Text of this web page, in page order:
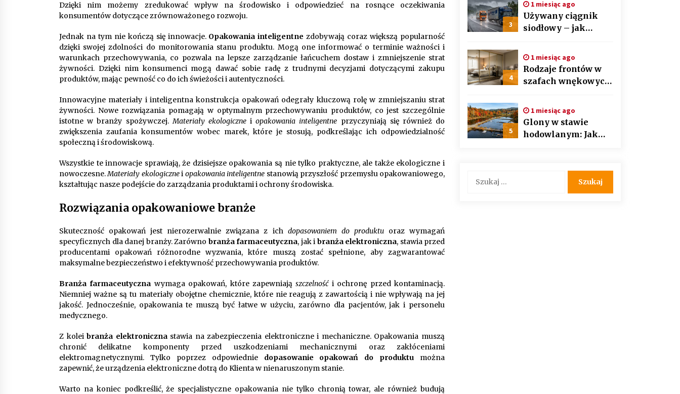
Dzięki nim możemy zredukować wpływ na środowisko i odpowiedzieć na rosnące oczekiwania
konsumentów dotyczące zrównoważonego rozwoju.
Jednak na tym nie kończą się innowacje. Opakowania inteligentne zdobywają coraz większą popularność
dzięki swojej zdolności do monitorowania stanu produktu. Mogą one informować o terminie ważności i
warunkach przechowywania, co pozwala na lepsze zarządzanie łańcuchem dostaw i zmniejszenie strat
żywności. Dzięki nim konsumenci mogą dawać sobie radę z trudnymi decyzjami dotyczącymi zakupu
produktów, mając pewność co do ich świeżości i autentyczności.
Innowacyjne materiały i inteligentna konstrukcja opakowań odegrały kluczową rolę w zmniejszaniu strat
żywności. Nowe rozwiązania pomagają w optymalnym przechowywaniu produktów, co jest szczególnie
istotne w branży spożywczej. Materiały ekologiczneiopakowania inteligentne przyczyniają się również do
zwiększenia zaufania konsumentów wobec marek, które je stosują, podkreślając ich odpowiedzialność
społeczną i środowiskową.
Wszystkie te innowacje sprawiają, że dzisiejsze opakowania są nie tylko praktyczne, ale także ekologiczne i
nowoczesne. Materiały ekologicznei opakowania inteligentne stanowią przyszłość przemysłu opakowaniowego,
kształtując nasze podejście do zarządzania produktami i ochrony środowiska.
Rozwiązania opakowaniowe branże
Skuteczność opakowań jest nierozerwalnie związana z ich dopasowaniem do produktuoraz wymagań
specyficznych dla danej branży. Zarówno branża farmaceutyczna, jak i branża elektroniczna, stawia przed
producentami opakowań różnorodne wyzwania, które muszą zostać spełnione, aby zagwarantować
maksymalne bezpieczeństwo i efektywność przechowywania produktów.
Branża farmaceutyczna wymaga opakowań, które zapewniająszczelnośći ochronę przed kontaminacją.
Niemniej ważne są tu materiały obojętne chemicznie, które nie reagują z zawartością i nie wpływają na jej
jakość. Jednocześnie, opakowania te muszą być łatwe w użyciu, zarówno dla pacjentów, jak i personelu
medycznego.
Z koleibranża elektronicznastawia na zabezpieczenia elektroniczne i mechaniczne. Opakowania muszą
chronić delikatne komponenty przed uszkodzeniami mechanicznymi oraz zakłóceniami
elektromagnetycznymi. Tylko poprzez odpowiednie dopasowanie opakowań do produktu można
zapewnić, że urządzenia elektroniczne dotrą do Klienta w nienaruszonym stanie.
Warto na koniec podkreślić, że specjalistyczne opakowania nie tylko chronią towar, ale również budują
auto detailingu
3
1 miesiąc ago
Używany ciągnik
siodłowy – jak
przepłacić?
Przewodnik krok po
kroku
4
1 miesiąc ago
Rodzaje frontów w
szafach wnękowych
płyta laminowana?
5
1 miesiąc ago
Glony w stawie
hodowlanym: Jak
przywrócić
równowagę